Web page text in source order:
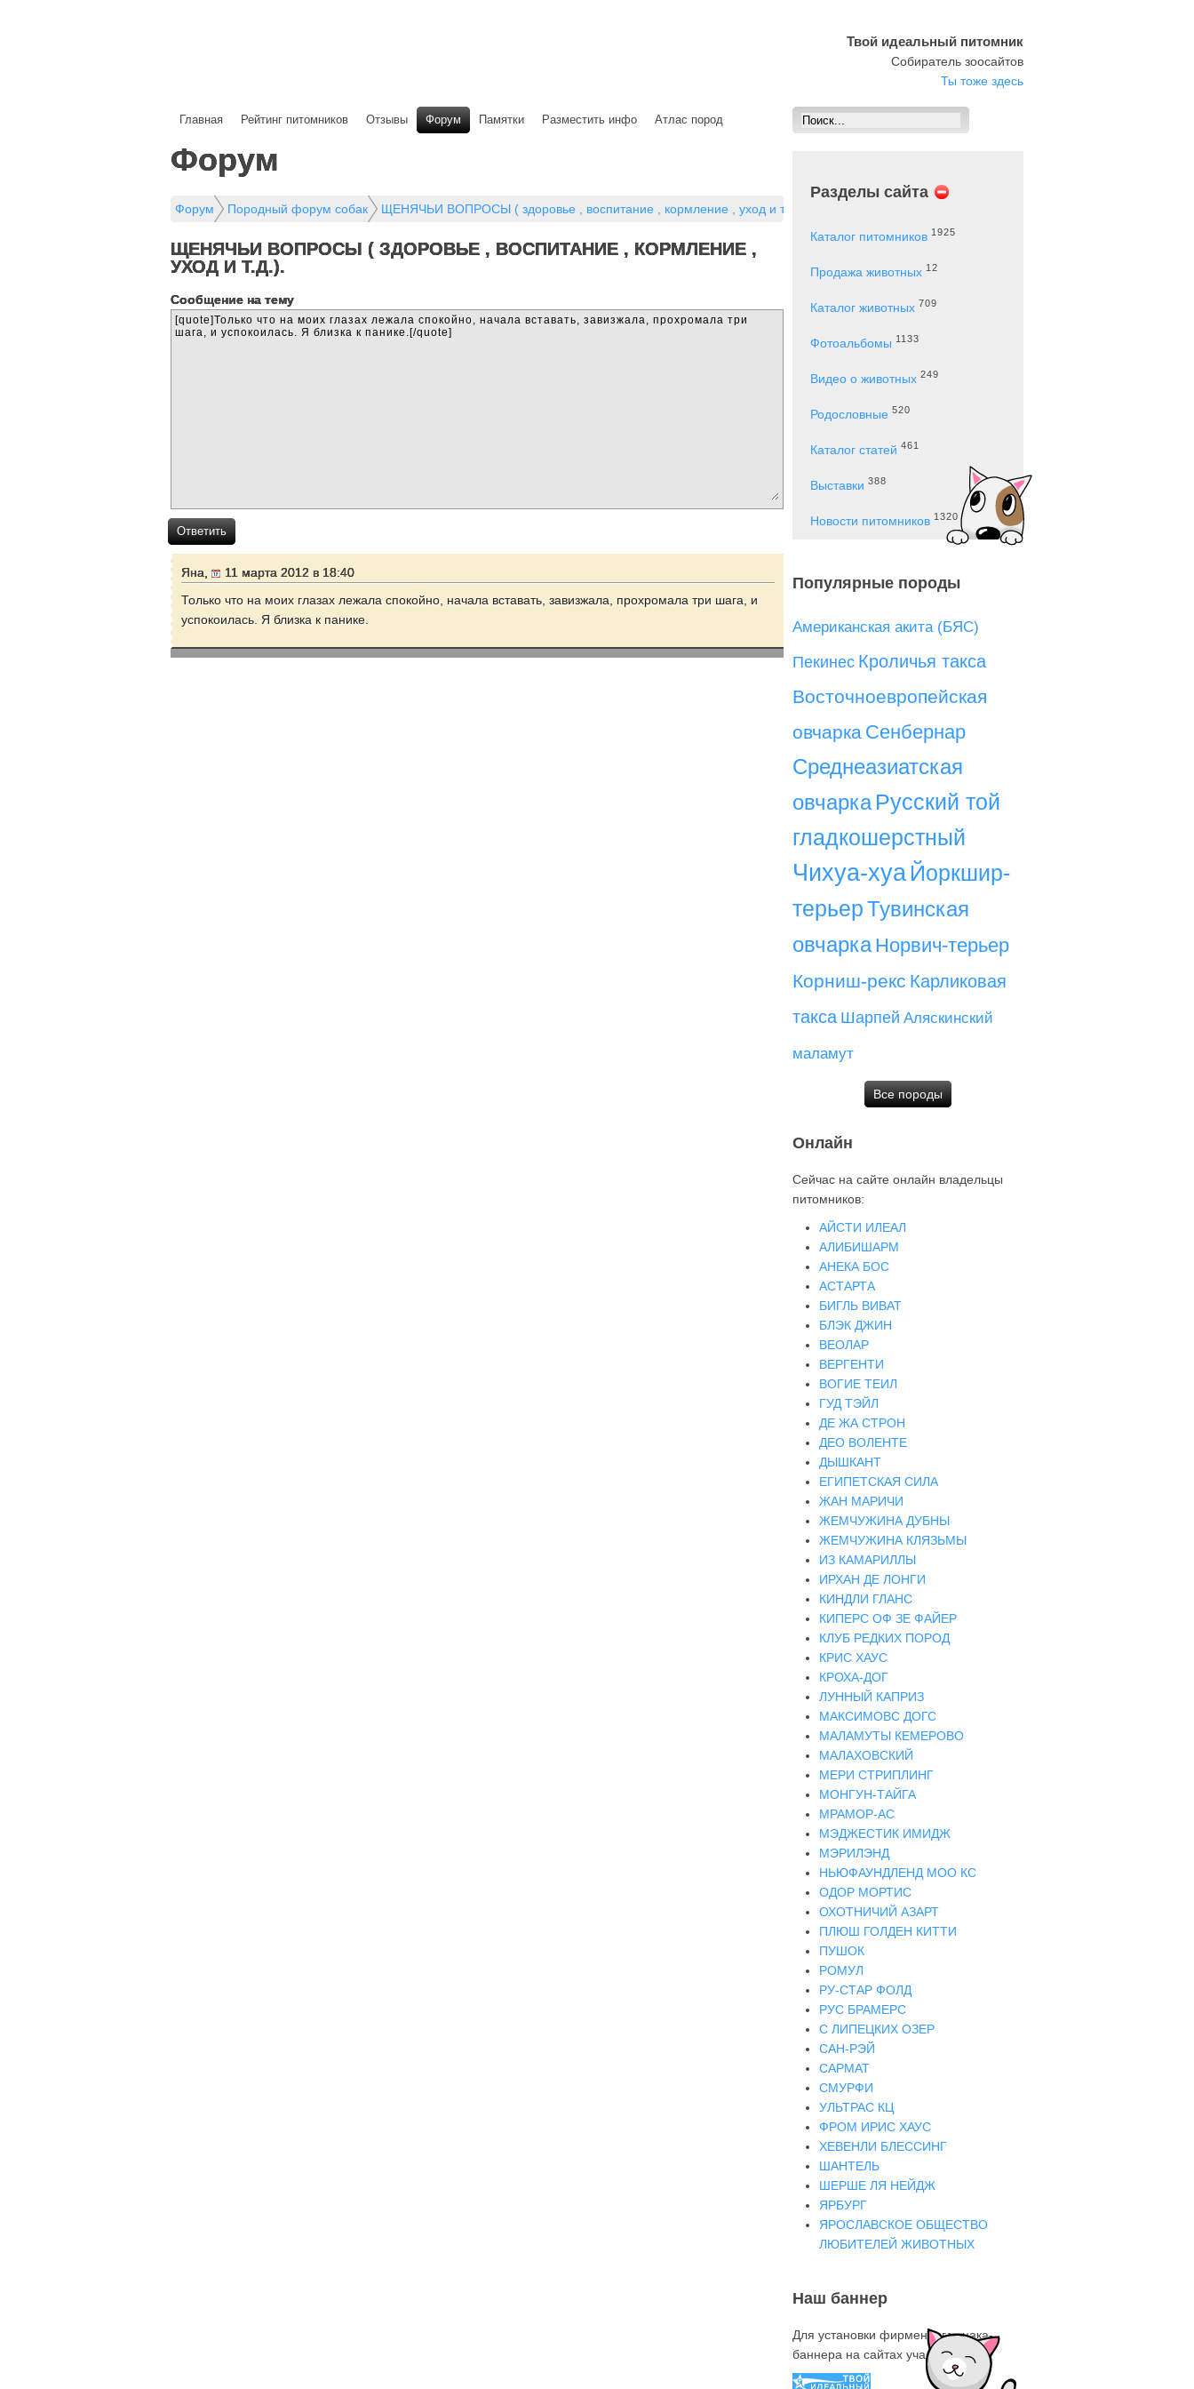
Твой идеальный питомник
Собиратель зоосайтов
Ты тоже здесь
Главная Рейтинг питомников Отзывы Форум Памятки Разместить инфо Атлас пород
Форум
Форум Породный форум собак ЩЕНЯЧЬИ ВОПРОСЫ ( здоровье , воспитание , кормление , уход и т.д.).
ЩЕНЯЧЬИ ВОПРОСЫ ( ЗДОРОВЬЕ , ВОСПИТАНИЕ , КОРМЛЕНИЕ ,
УХОД И Т.Д.).
Cообщение на тему
Ответить
Яна,
11 марта 2012 в 18:40
Только что на моих глазах лежала спокойно, начала вставать, завизжала, прохромала три шага, и
успокоилась. Я близка к панике.
Разделы сайта
Каталог питомников 1925
Продажа животных 12
Каталог животных 709
Фотоальбомы 1133
Видео о животных 249
Родословные 520
Каталог статей 461
Выставки 388
Новости питомников 1320
Популярные породы
Американская акита (БЯС)
Пекинес Кроличья такса
Восточноевропейская
овчарка Сенбернар
Среднеазиатская
овчарка Русский той
гладкошерстный
Чихуа-хуа Йоркшир-
терьерТувинская
овчарка Норвич-терьер
Корниш-рекс Карликовая
такса Шарпей Аляскинский
маламут
Все породы
Онлайн
Сейчас на сайте онлайн владельцы
питомников:
АЙСТИ ИЛЕАЛ
АЛИБИШАРМ
АНЕКА БОС
АСТАРТА
БИГЛЬ ВИВАТ
БЛЭК ДЖИН
ВЕОЛАР
ВЕРГЕНТИ
ВОГИЕ ТЕИЛ
ГУД ТЭЙЛ
ДЕ ЖА СТРОН
ДЕО ВОЛЕНТЕ
ДЫШКАНТ
ЕГИПЕТСКАЯ СИЛА
ЖАН МАРИЧИ
ЖЕМЧУЖИНА ДУБНЫ
ЖЕМЧУЖИНА КЛЯЗЬМЫ
ИЗ КАМАРИЛЛЫ
ИРХАН ДЕ ЛОНГИ
КИНДЛИ ГЛАНС
КИПЕРС ОФ ЗЕ ФАЙЕР
КЛУБ РЕДКИХ ПОРОД
КРИС ХАУС
КРОХА-ДОГ
ЛУННЫЙ КАПРИЗ
МАКСИМОВС ДОГС
МАЛАМУТЫ КЕМЕРОВО
МАЛАХОВСКИЙ
МЕРИ СТРИПЛИНГ
МОНГУН-ТАЙГА
МРАМОР-АС
МЭДЖЕСТИК ИМИДЖ
МЭРИЛЭНД
НЬЮФАУНДЛЕНД МОО КС
ОДОР МОРТИС
ОХОТНИЧИЙ АЗАРТ
ПЛЮШ ГОЛДЕН КИТТИ
ПУШОК
РОМУЛ
РУ-СТАР ФОЛД
РУС БРАМЕРС
С ЛИПЕЦКИХ ОЗЕР
САН-РЭЙ
САРМАТ
СМУРФИ
УЛЬТРАС КЦ
ФРОМ ИРИС ХАУС
ХЕВЕНЛИ БЛЕССИНГ
ШАНТЕЛЬ
ШЕРШЕ ЛЯ НЕЙДЖ
ЯРБУРГ
ЯРОСЛАВСКОЕ ОБЩЕСТВО
ЛЮБИТЕЛЕЙ ЖИВОТНЫХ
Наш баннер
Для установки фирменного знака-
баннера на сайтах участниках